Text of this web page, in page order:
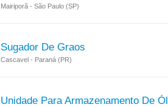
Mairiporã - São Paulo (SP)
Sugador De Graos
Cascavel - Paraná (PR)
Unidade Para Armazenamento De